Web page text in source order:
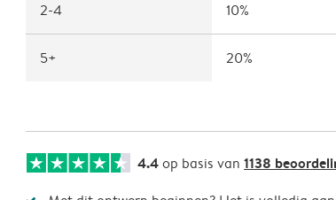
2-4 10%
5+ 20%
4.4op basis van 1138